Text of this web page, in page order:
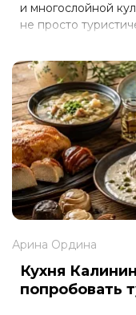
и многослойной
не просто
Арина Ордина
Кухня
попробовать